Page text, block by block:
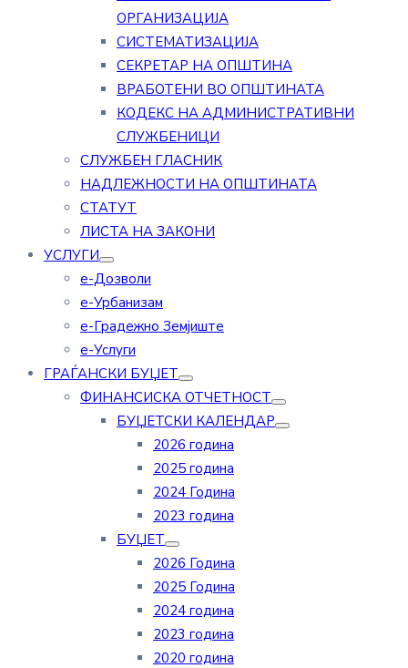
ОРГАНИЗАЦИЈА
СИСТЕМАТИЗАЦИЈА
СЕКРЕТАР НА ОПШТИНА
ВРАБОТЕНИ ВО ОПШТИНАТА
КОДЕКС НА АДМИНИСТРАТИВНИ
СЛУЖБЕНИЦИ
СЛУЖБЕН ГЛАСНИК
НАДЛЕЖНОСТИ НА ОПШТИНАТА
СТАТУТ
ЛИСТА НА ЗАКОНИ
УСЛУГИ
е-Дозволи
е-Урбанизам
е-Градежно Земјиште
е-Услуги
ГРАЃАНСКИ БУЏЕТ
ФИНАНСИСКА ОТЧЕТНОСТ
БУЏЕТСКИ КАЛЕНДАР
2026 година
2025 година
2024 Година
2023 година
БУЏЕТ
2026 Година
2025 Година
2024 година
2023 година
2020 година